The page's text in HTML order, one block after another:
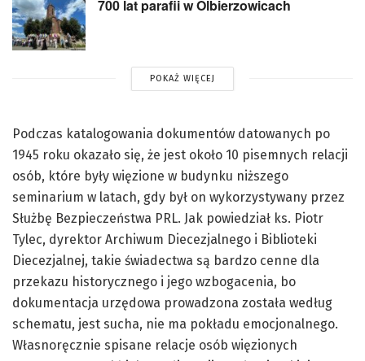
700 lat parafii w Olbierzowicach
POKAŻ WIĘCEJ
Podczas katalogowania dokumentów datowanych po
1945 roku okazało się, że jest około 10 pisemnych relacji
osób, które były więzione w budynku niższego
seminarium w latach, gdy był on wykorzystywany przez
Służbę Bezpieczeństwa PRL. Jak powiedział ks. Piotr
Tylec, dyrektor Archiwum Diecezjalnego i Biblioteki
Diecezjalnej, takie świadectwa są bardzo cenne dla
przekazu historycznego i jego wzbogacenia, bo
dokumentacja urzędowa prowadzona została według
schematu, jest sucha, nie ma pokładu emocjonalnego.
Własnoręcznie spisane relacje osób więzionych